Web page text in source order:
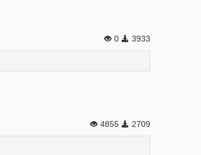
0 3933
4855 2709